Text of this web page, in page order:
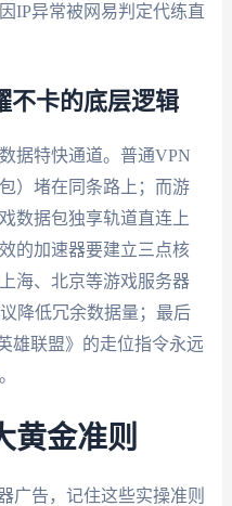
IP异常被网易判定代练直
不卡的底层逻辑
据特快通道。普通VPN
）堵在同条路上；而游
数据包独享轨道直连上
的加速器要建立三点核
海、北京等游戏服务器
降低冗余数据量；最后
雄联盟》的走位指令永远
黄金准则
广告，记住这些实操准则